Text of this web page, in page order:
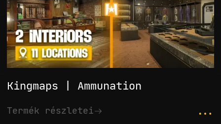
Kingmaps | Ammunation
Termék részletei ...